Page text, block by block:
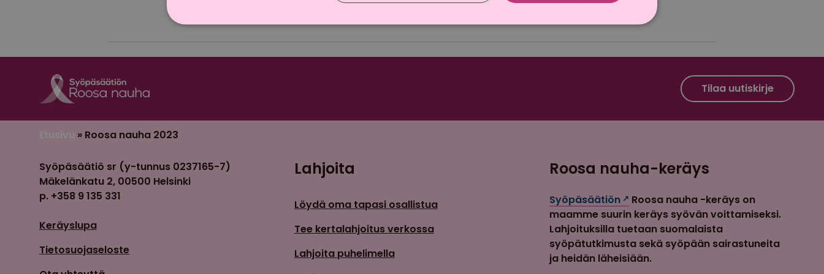
syöpätutkimus
Roosa nauha Instagram Tilaa uutiskirje
» Roosa nauha 2023
Syöpäsäätiö sr (y-tunnus 0237165-7)
Mäkelänkatu 2, 00500 Helsinki
p. +358 9 135 331
Keräyslupa
Tietosuojaseloste
Lahjoita
Löydä oma tapasi osallistua
Tee kertalahjoitus verkossa
Lahjoita puhelimella
Roosa nauha-keräys
Syöpäsäätiön
Roosa nauha -keräys on
maamme suurin keräys syövän voittamiseksi.
Lahjoituksilla tuetaan suomalaista
syöpätutkimusta sekä syöpään sairastuneita
ja heidän läheisiään.